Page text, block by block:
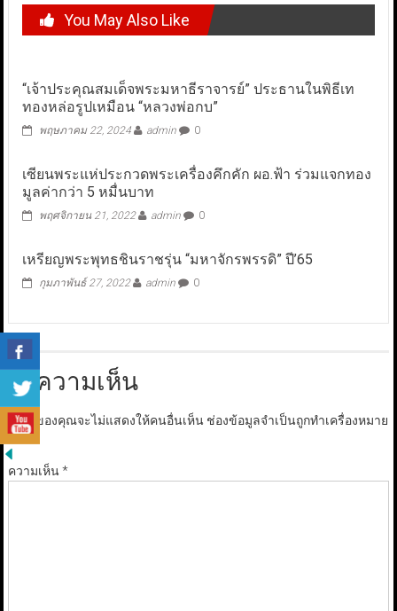
You May Also Like
“เจ้าประคุณสมเด็จพระมหาธีราจารย์” ประธานในพิธีเท
ทองหล่อรูปเหมือน “หลวงพ่อกบ”
พฤษภาคม 22, 2024 admin 0
เซียนพระแห่ประกวดพระเครื่องคึกคัก ผอ.ฟ้า ร่วมแจกทอง
มูลค่ากว่า 5 หมื่นบาท
พฤศจิกายน 21, 2022 admin 0
เหรียญพระพุทธชินราชรุ่น “มหาจักรพรรดิ” ปี’65
กุมภาพันธ์ 27, 2022 admin 0
ใส่ความเห็น
อีเมลของคุณจะไม่แสดงให้คนอื่นเห็น ช่องข้อมูลจำเป็นถูกทำเครื่องหมาย
ความเห็น*